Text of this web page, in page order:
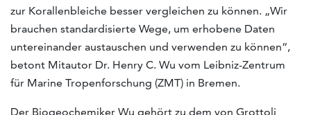
zur Korallenbleiche besser vergleichen zu können. „Wir
brauchen standardisierte Wege, um erhobene Daten
untereinander austauschen und verwenden zu können“,
betont Mitautor Dr. Henry C. Wu vom Leibniz-Zentrum
für Marine Tropenforschung (ZMT) in Bremen.
Der Biogeochemiker Wu gehört zu dem von Grottoli